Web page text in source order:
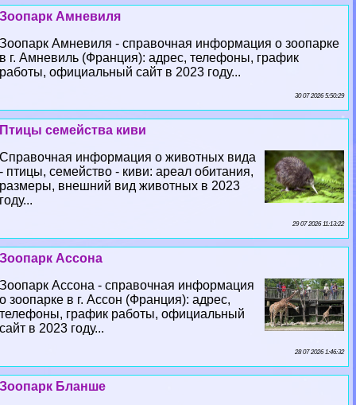
Зоопарк Амневиля
Зоопарк Амневиля - справочная информация о зоопарке
в г. Амневиль (Франция): адрес, телефоны, график
работы, официальный сайт в 2023 году...
30 07 2026 5:50:29
Птицы семейства киви
Справочная информация о животных вида
- птицы, семейство - киви: ареал обитания,
размеры, внешний вид животных в 2023
году...
29 07 2026 11:13:22
Зоопарк Ассона
Зоопарк Ассона - справочная информация
о зоопарке в г. Ассон (Франция): адрес,
телефоны, график работы, официальный
сайт в 2023 году...
28 07 2026 1:46:32
Зоопарк Бланше